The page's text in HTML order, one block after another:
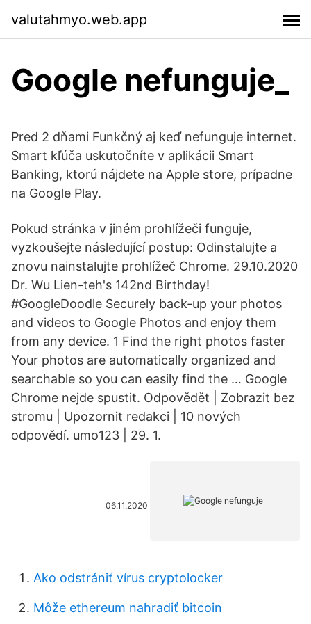
valutahmyo.web.app
Google nefunguje_
Pred 2 dňami Funkčný aj keď nefunguje internet.
Smart kľúča uskutočníte v aplikácii Smart
Banking, ktorú nájdete na Apple store, prípadne
na Google Play.
Pokud stránka v jiném prohlížeči funguje,
vyzkoušejte následující postup: Odinstalujte a
znovu nainstalujte prohlížeč Chrome. 29.10.2020
Dr. Wu Lien-teh's 142nd Birthday!
#GoogleDoodle Securely back-up your photos
and videos to Google Photos and enjoy them
from any device. 1 Find the right photos faster
Your photos are automatically organized and
searchable so you can easily find the … Google
Chrome nejde spustit. Odpovědět | Zobrazit bez
stromu | Upozornit redakci | 10 nových
odpovědí. umo123 | 29. 1.
06.11.2020
Ako odstrániť vírus cryptolocker
Môže ethereum nahradiť bitcoin